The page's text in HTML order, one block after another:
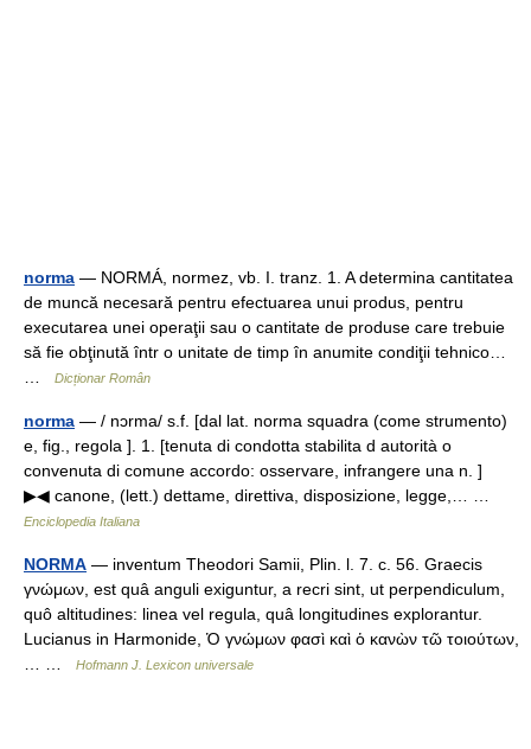
norma — NORMÁ, normez, vb. I. tranz. 1. A determina cantitatea
de muncă necesară pentru efectuarea unui produs, pentru
executarea unei operaţii sau o cantitate de produse care trebuie
să fie obţinută într o unitate de timp în anumite condiţii tehnico…
Dicționar Român
norma — / nɔrma/ s.f. [dal lat. norma squadra (come strumento)
e, fig., regola ]. 1. [tenuta di condotta stabilita d autorità o
convenuta di comune accordo: osservare, infrangere una n. ]
▶◀ canone, (lett.) dettame, direttiva, disposizione, legge,… …
Enciclopedia Italiana
NORMA — inventum Theodori Samii, Plin. l. 7. c. 56. Graecis
γνώμων, est quâ anguli exiguntur, a recri sint, ut perpendiculum,
quô altitudines: linea vel regula, quâ longitudines explorantur.
Lucianus in Harmonide, Ὁ γνώμων φασὶ καὶ ὁ κανὼν τῶ τοιούτων,
Hofmann J. Lexicon universale